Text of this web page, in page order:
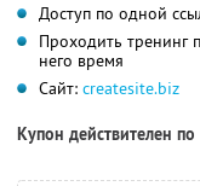
Доступ по одной
Проходить тренинг
него время
Сайт: createsite.biz
Купон действителен